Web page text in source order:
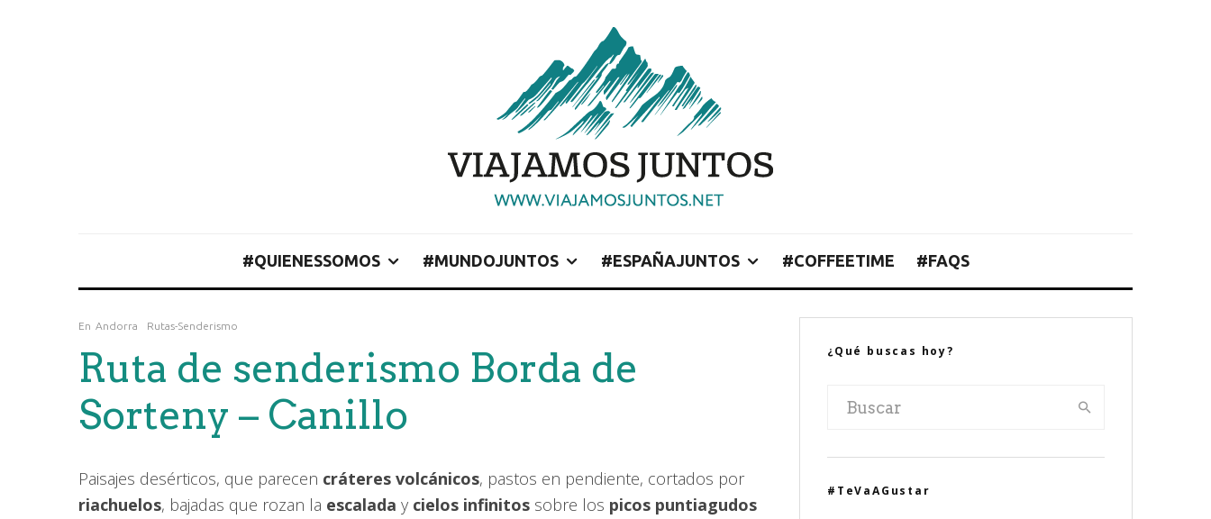
#QUIENESSOMOS #MUNDOJUNTOS #ESPAÑAJUNTOS #COFFEETIME #FAQS
En Andorra Rutas-Senderismo
Ruta de senderismo Borda de
Sorteny – Canillo
Paisajes desérticos, que parecen cráteres volcánicos, pastos en pendiente, cortados por
riachuelos, bajadas que rozan la escalada y cielos infinitos sobre los picos puntiagudos
¿Qué buscas hoy?
#TeVaAGustar